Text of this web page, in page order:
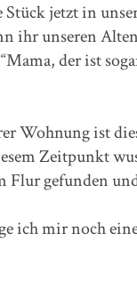
Stück jetzt in
ihr unseren
der ist
Wohnung ist
Zeitpunkt
Flur gefunden
ich mir noch